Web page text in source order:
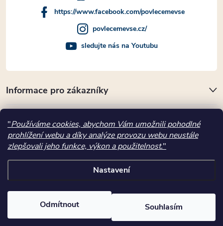
"Používáme cookies, abychom Vám umožnili pohodlné
prohlížení webu a díky analýze provozu webu neustále
zlepšovali jeho funkce, výkon a použitelnost."
Nastavení
Odmítnout Souhlasím
Informace pro zákazníky
Přijímáme online platby
Kde nás najdete
https://www.facebook.com/povlecemevse
povlecemevse.cz/
sledujte nás na Youtubu